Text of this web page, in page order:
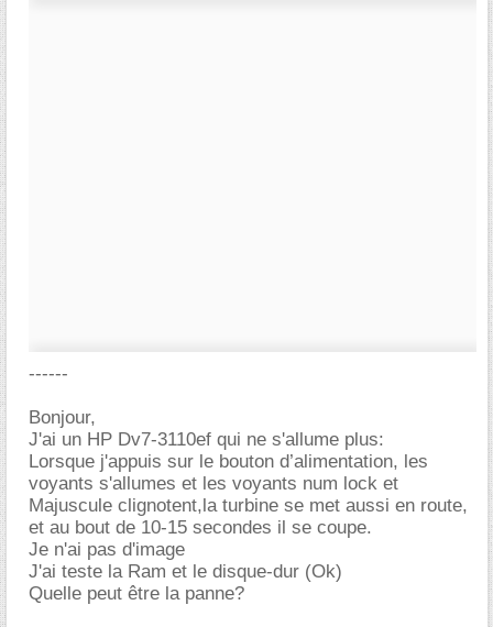
------
Bonjour,
J'ai un HP Dv7-3110ef qui ne s'allume plus:
Lorsque j'appuis sur le bouton d’alimentation, les
voyants s'allumes et les voyants num lock et
Majuscule clignotent,la turbine se met aussi en route,
et au bout de 10-15 secondes il se coupe.
Je n'ai pas d'image
J'ai teste la Ram et le disque-dur (Ok)
Quelle peut être la panne?